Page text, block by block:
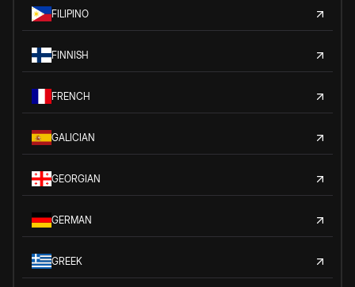
FILIPINO
FINNISH
FRENCH
GALICIAN
GEORGIAN
GERMAN
GREEK